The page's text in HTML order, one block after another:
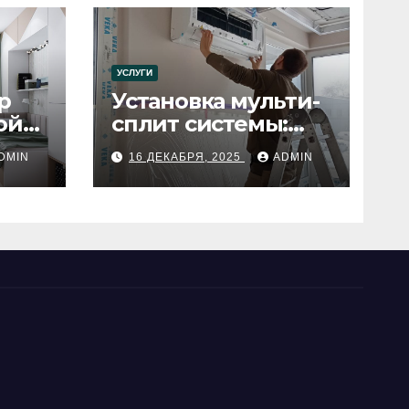
УСЛУГИ
Установка мульти-
сплит системы:
пошаговое
руководство
16 ДЕКАБРЯ, 2025 ADMIN